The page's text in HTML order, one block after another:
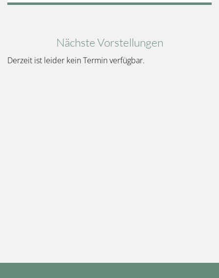
Nächste Vorstellungen
Derzeit ist leider kein Termin verfügbar.